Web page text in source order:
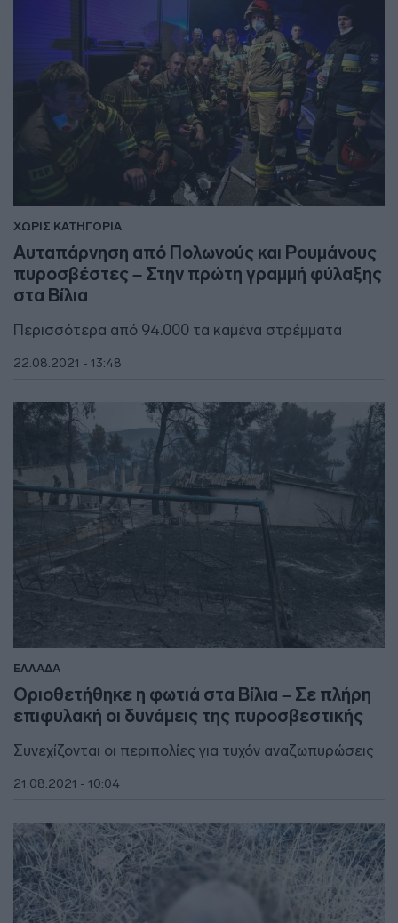
ΧΩΡΙΣ ΚΑΤΗΓΟΡΙΑ
Αυταπάρνηση από Πολωνούς και Ρουμάνους
πυροσβέστες – Στην πρώτη γραμμή φύλαξης
στα Βίλια
Περισσότερα από 94.000 τα καμένα στρέμματα
22.08.2021 - 13:48
ΕΛΛΑΔΑ
Οριοθετήθηκε η φωτιά στα Βίλια – Σε πλήρη
επιφυλακή οι δυνάμεις της πυροσβεστικής
Συνεχίζονται οι περιπολίες για τυχόν αναζωπυρώσεις
21.08.2021 - 10:04